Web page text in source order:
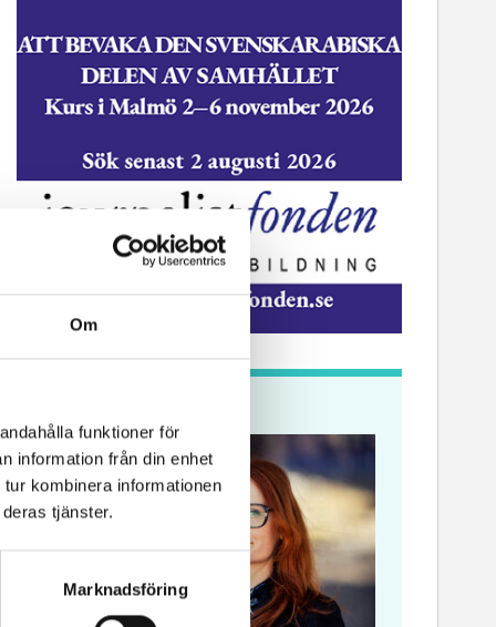
Om
funktioner för
information från din enhet
kombinera informationen
tjänster.
Marknadsföring